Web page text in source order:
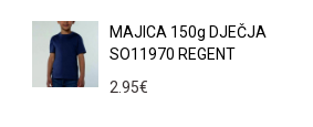
MAJICA 150g DJEČJA
SO11970 REGENT
2.95€